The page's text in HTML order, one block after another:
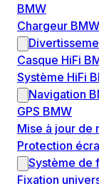
BMW
Chargeur BMW
Casque HiFi
Système HiFi
Navigation
GPS BMW
Mise à jour de
Protection
Système de
Fixation